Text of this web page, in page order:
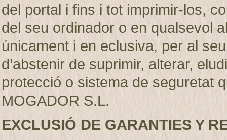
del portal i fins i tot imprimir-los,
del seu ordinador o en qualsevol
únicament i en eclusiva, per al
d’abstenir de suprimir, alterar,
protecció o sistema de seguretat
MOGADOR S.L.
EXCLUSIÓ DE GARANTIES Y